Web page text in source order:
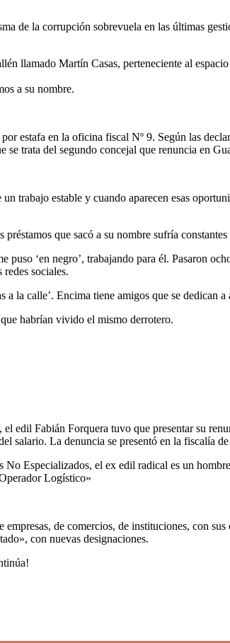
de la corrupción sobrevuela en las últimas
llamado Martín Casas, perteneciente al
a su nombre.
estafa en la oficina fiscal Nº 9. Según las
trata del segundo concejal que renuncia en
trabajo estable y cuando aparecen esas
que sacó a su nombre sufría
‘en negro’, trabajando para él. Pasaron
sociales.
la calle’. Encima tiene amigos que se dedican a
habrían vivido el mismo derrotero.
edil Fabián Forquera tuvo que presentar su
salario. La denuncia se presentó en la fiscalía
Especializados, el ex edil radical es un
Logístico»
de comercios, de instituciones, con
con nuevas designaciones.